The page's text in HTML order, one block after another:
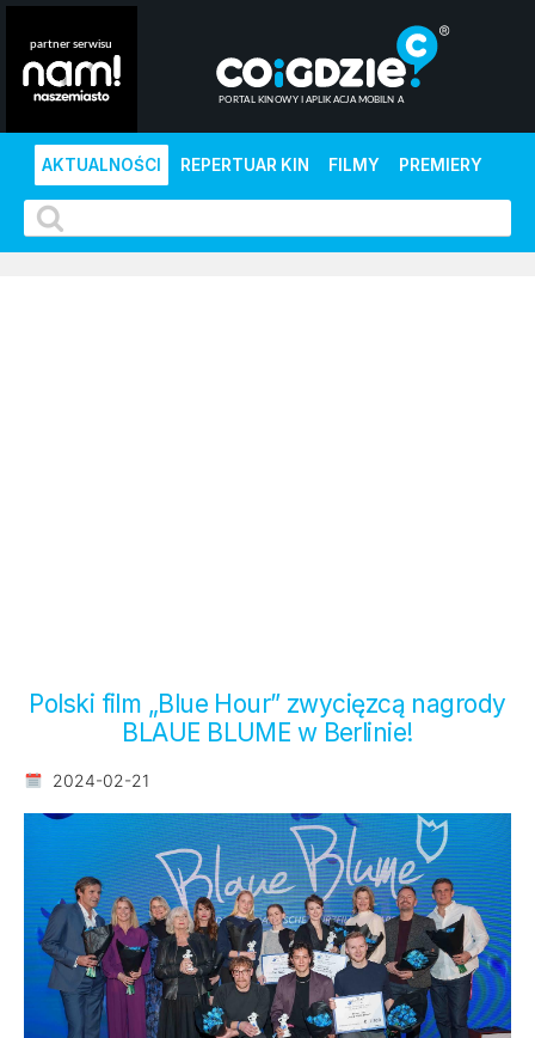
AKTUALNOŚCI REPERTUAR KIN FILMY PREMIERY
Polski film „Blue Hour” zwycięzcą nagrody
BLAUE BLUME w Berlinie!
2024-02-21